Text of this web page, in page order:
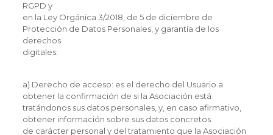
RGPD y
en la Ley Orgánica 3/2018, de 5 de diciembre de
Protección de Datos Personales, y garantía de los
derechos
digitales:
a) Derecho de acceso: es el derecho del Usuario a
obtener la confirmación de si la Asociación está
tratándonos sus datos personales, y, en caso afirmativo,
obtener información sobre sus datos concretos
de carácter personal y del tratamiento que la Asociación